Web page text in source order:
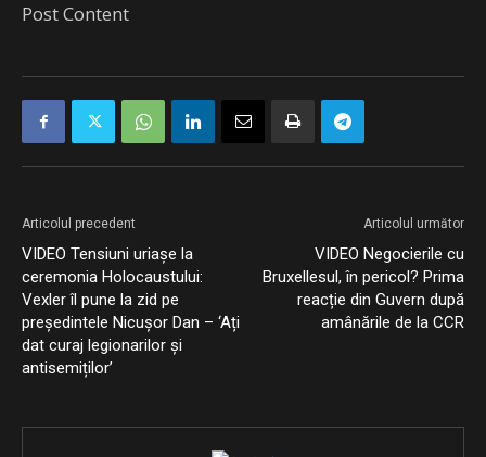
Post Content
Articolul precedent
VIDEO Tensiuni uriașe la
ceremonia Holocaustului:
Vexler îl pune la zid pe
președintele Nicușor Dan – ‘Ați
dat curaj legionarilor și
antisemiților’
Articolul următor
VIDEO Negocierile cu
Bruxellesul, în pericol? Prima
reacție din Guvern după
amânările de la CCR